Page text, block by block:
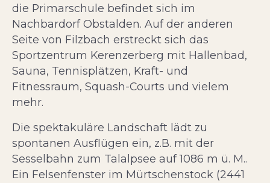
die Primarschule befindet sich im
Nachbardorf Obstalden. Auf der anderen
Seite von Filzbach erstreckt sich das
Sportzentrum Kerenzerberg mit Hallenbad,
Sauna, Tennisplätzen, Kraft- und
Fitnessraum, Squash-Courts und vielem
mehr.
Die spektakuläre Landschaft lädt zu
spontanen Ausflügen ein, z.B. mit der
Sesselbahn zum Talalpsee auf 1086 m ü. M..
Ein Felsenfenster im Mürtschenstock (2441